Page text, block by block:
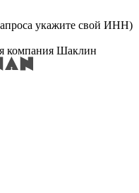
укажите свой ИНН)
компания Шаклин